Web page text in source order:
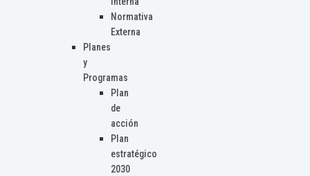
Normativa
Externa
Planes
y
Programas
Plan
de
acción
Plan
estratégico
2030